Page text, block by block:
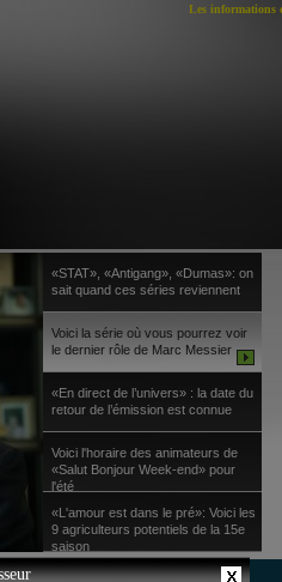
Les informations
«STAT», «Antigang», «Dumas»: on
sait quand ces séries reviennent
Voici la série où vous pourrez voir
le dernier rôle de Marc Messier
«En direct de l’univers» : la date du
retour de l’émission est connue
Voici l'horaire des animateurs de
«Salut Bonjour Week-end» pour
l'été
«L'amour est dans le pré»: Voici les
9 agriculteurs potentiels de la 15e
saison